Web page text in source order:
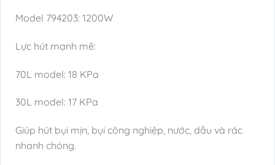
Model 794203: 1200W
Lực hút mạnh mẽ:
70L model: 18 KPa
30L model: 17 KPa
Giúp hút bụi mịn, bụi công nghiệp, nước, dầu và rác
nhanh chóng.